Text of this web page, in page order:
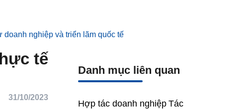
tế từ doanh nghiệp và triển lãm quốc tế
thực
31/10/2023
Danh mục liên quan
Hợp tác doanh nghiệpTác